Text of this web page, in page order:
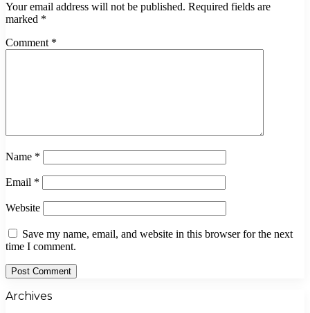
Your email address will not be published. Required fields are
marked *
Comment *
Name *
Email *
Website
Save my name, email, and website in this browser for the next
time I comment.
Archives